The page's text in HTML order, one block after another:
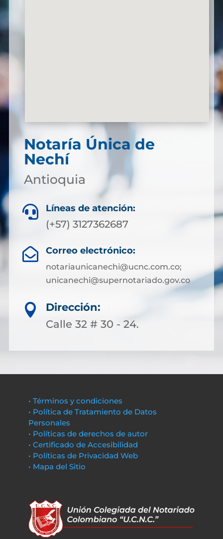
Notaría Única de
Nechí
Antioquia
 Líneas de atención:
(+57) 3127362687
 Correo electrónico:
notariaunicanechi@ucnc.com.co;
unicanechi@supernotariado.gov.co

Dirección:
Calle 32 # 30 - 24.
• Términos y condiciones
• Política de Tratamiento de Datos
Personales
• Políticas de derechos de autor
• Certificado de Accesibilidad
• Políticas de Privacidad Web
• Mapa del Sitio